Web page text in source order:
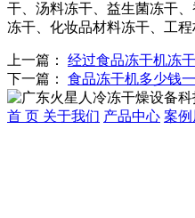
干、汤料冻干、益生菌冻干
冻干、化妆品材料冻干、工
上一篇： 经过食品冻干机冻
下一篇： 食品冻干机多少钱
首 页 关于我们 产品中心 案